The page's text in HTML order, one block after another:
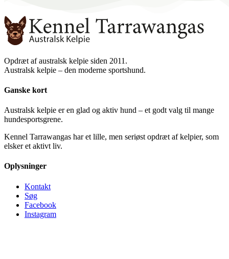
Opdræt af australsk kelpie siden 2011.
Australsk kelpie – den moderne sportshund.
Ganske kort
Australsk kelpie er en glad og aktiv hund – et godt valg til mange
hundesportsgrene.
Kennel Tarrawangas har et lille, men seriøst opdræt af kelpier, som
elsker et aktivt liv.
Oplysninger
Kontakt
Søg
Facebook
Instagram